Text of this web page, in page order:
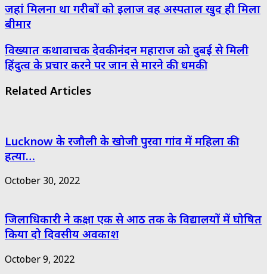
via
Email
जहां मिलना था गरीबों को इलाज वह अस्पताल खुद ही मिला
बीमार
विख्यात कथावाचक देवकीनंदन महाराज को दुबई से मिली
हिंदुत्व के प्रचार करने पर जान से मारने की धमकी
Related Articles
Lucknow के रजौली के खोजी पुरवा गांव में महिला की
हत्या…
October 30, 2022
जिलाधिकारी ने कक्षा एक से आठ तक के विद्यालयों में घोषित
किया दो दिवसीय अवकाश
October 9, 2022